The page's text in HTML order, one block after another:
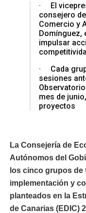
· El
consejero
Comercio y
Domínguez,
impulsar
· Cada
sesiones
mes de
proyectos
La Consejería de
Autónomos del
los cinco grupos de
implementación y
planteados en la
de Canarias (EDIC)